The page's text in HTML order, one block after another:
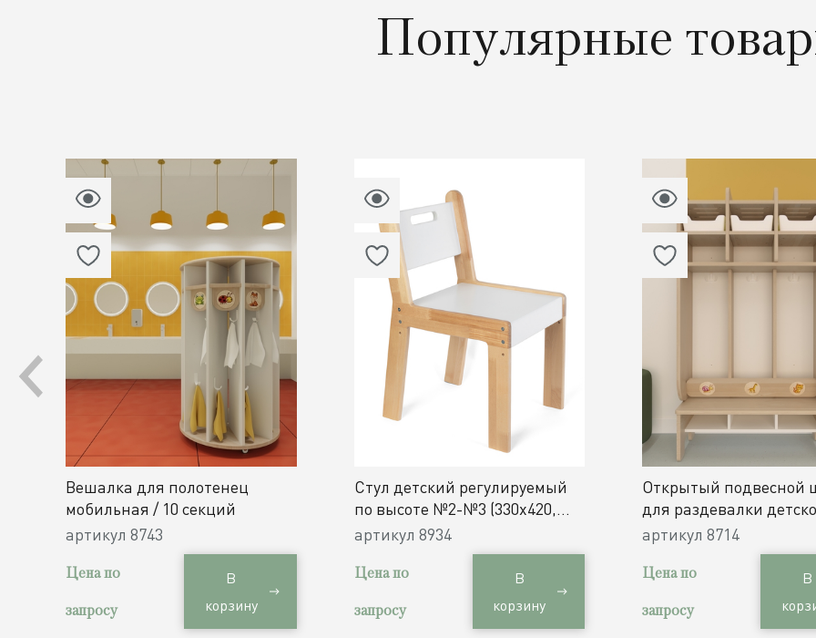
Популярные
Вешалка для полотенец
мобильная / 10 секций
артикул 8743
Цена по
запросу
В
корзину
Стул детский регулируемый
по высоте №2-№3 (330х420,
h300, 340 мм) / дерево
артикул 8934
Цена по
запросу
В
корзину
Открытый подвесной
для раздевалки
/ 3 секции
артикул 8714
Цена по
запросу
В